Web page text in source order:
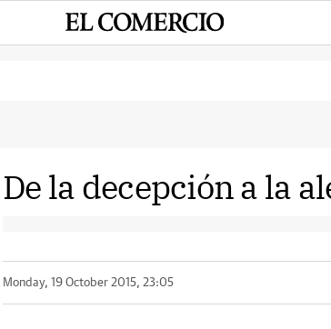
De la decepción a la
Monday, 19 October 2015, 23:05